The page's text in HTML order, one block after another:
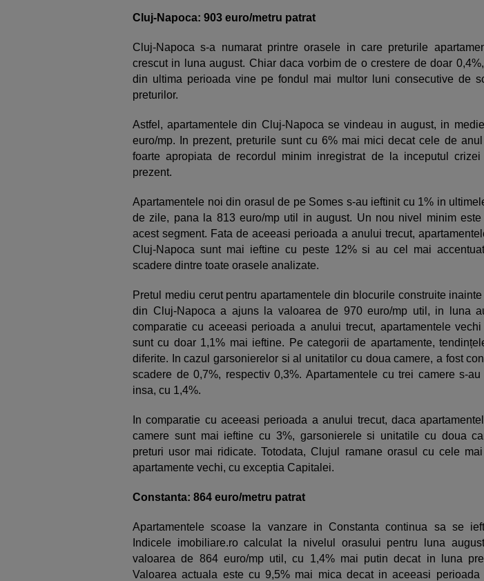
Cluj-Napoca: 903 euro/metru patrat
Cluj-Napoca s-a numarat printre orasele in care preturile
crescut in luna august. Chiar daca vorbim de o crestere de doar
din ultima perioada vine pe fondul mai multor luni consecutive de
preturilor.
Astfel, apartamentele din Cluj-Napoca se vindeau in august, in
euro/mp. In prezent, preturile sunt cu 6% mai mici decat cele de
foarte apropiata de recordul minim inregistrat de la inceputul
prezent.
Apartamentele noi din orasul de pe Somes s-au ieftinit cu 1% in
de zile, pana la 813 euro/mp util in august. Un nou nivel minim este
acest segment. Fata de aceeasi perioada a anului trecut,
Cluj-Napoca sunt mai ieftine cu peste 12% si au cel mai
scadere dintre toate orasele analizate.
Pretul mediu cerut pentru apartamentele din blocurile construite
din Cluj-Napoca a ajuns la valoarea de 970 euro/mp util, in luna
comparatie cu aceeasi perioada a anului trecut, apartamentele
sunt cu doar 1,1% mai ieftine. Pe categorii de apartamente,
diferite. In cazul garsonierelor si al unitatilor cu doua camere, a fost
scadere de 0,7%, respectiv 0,3%. Apartamentele cu trei camere s-au
insa, cu 1,4%.
In comparatie cu aceeasi perioada a anului trecut, daca
camere sunt mai ieftine cu 3%, garsonierele si unitatile cu doua
preturi usor mai ridicate. Totodata, Clujul ramane orasul cu cele
apartamente vechi, cu exceptia Capitalei.
Constanta: 864 euro/metru patrat
Apartamentele scoase la vanzare in Constanta continua sa se
Indicele imobiliare.ro calculat la nivelul orasului pentru luna
valoarea de 864 euro/mp util, cu 1,4% mai putin decat in luna
Valoarea actuala este cu 9,5% mai mica decat in aceeasi perioada